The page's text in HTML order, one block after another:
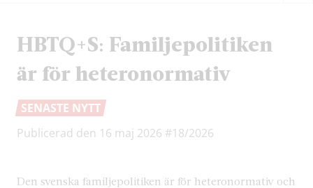
HBTQ+S: Familjepolitiken
är för heteronormativ
SENASTE NYTT
Publicerad den 16 maj 2026 #18/2026
Den svenska familjepolitiken är för heteronormativ och